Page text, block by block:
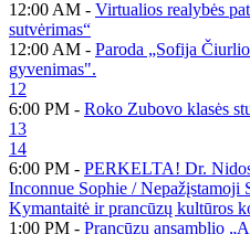
12:00 AM - Virtualios realybės
sutvėrimas“
12:00 AM - Paroda „Sofija
gyvenimas".
12
6:00 PM - Roko Zubovo klasės
13
14
6:00 PM - PERKELTA! Dr.
Inconnue Sophie /
Kymantaitė ir prancūzų kultūros
1:00 PM - Prancūzų ansamblio